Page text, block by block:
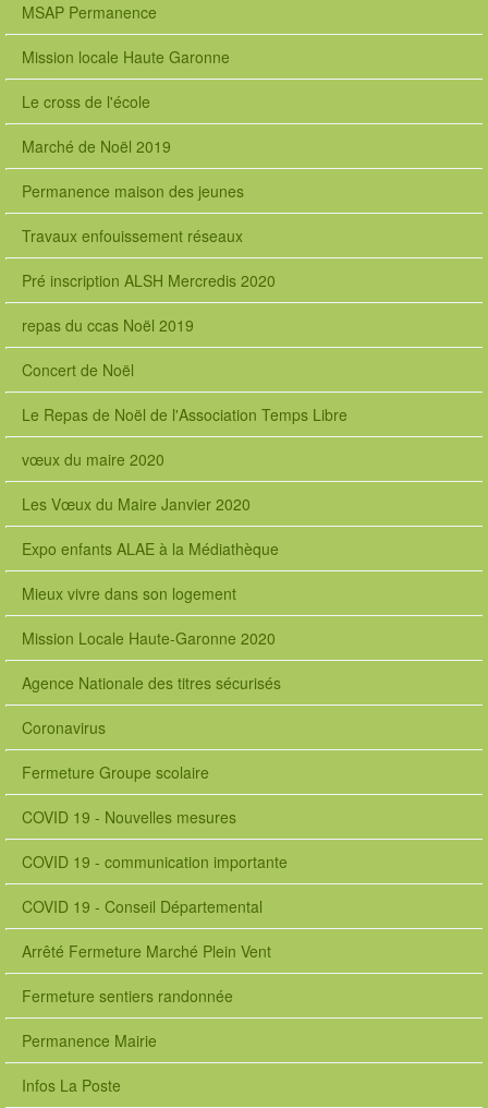
MSAP Permanence
Mission locale Haute Garonne
Le cross de l'école
Marché de Noël 2019
Permanence maison des jeunes
Travaux enfouissement réseaux
Pré inscription ALSH Mercredis 2020
repas du ccas Noël 2019
Concert de Noël
Le Repas de Noël de l'Association Temps Libre
vœux du maire 2020
Les Vœux du Maire Janvier 2020
Expo enfants ALAE à la Médiathèque
Mieux vivre dans son logement
Mission Locale Haute-Garonne 2020
Agence Nationale des titres sécurisés
Coronavirus
Fermeture Groupe scolaire
COVID 19 - Nouvelles mesures
COVID 19 - communication importante
COVID 19 - Conseil Départemental
Arrêté Fermeture Marché Plein Vent
Fermeture sentiers randonnée
Permanence Mairie
Infos La Poste